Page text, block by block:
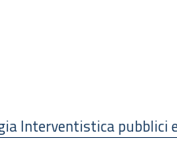
Interventistica